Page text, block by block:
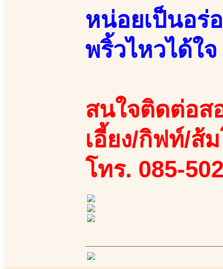
หน่อยเป็นอร่
พริ้วไหวได้ใจ
สนใจติดต่อส
เอี้ยง/กิฟท์/ส้
โทร. 085-